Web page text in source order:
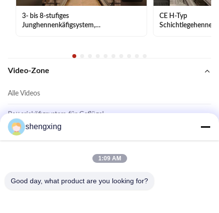
3- bis 8-stufiges
Junghennenkäfigsystem,
CE H-Typ
Video-Zone
Alle Videos
Batteriekäfigsystem für Geflügel
Käfigfreies System
Weitere Videos
shengxing
1:09 AM
Good day, what product are you looking for?